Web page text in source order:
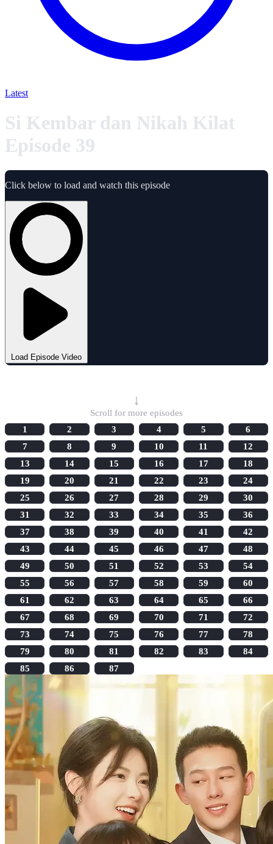
Latest
Si Kembar dan Nikah Kilat
Episode 39
Click below to load and watch this episode
Load Episode Video
↓
Scroll for more episodes
1
2 3 4 5
6
7
8 9 10 11
12
13
14 15 16 17
18
19
20 21 22 23
24
25
26 27 28 29
30
31
32 33 34 35
36
37
38 39 40 41
42
43
44 45 46 47
48
49
50 51 52 53
54
55
56 57 58 59
60
61
62 63 64 65
66
67
68 69 70 71
72
73
74 75 76 77
78
79
80 81 82 83
84
85
86 87